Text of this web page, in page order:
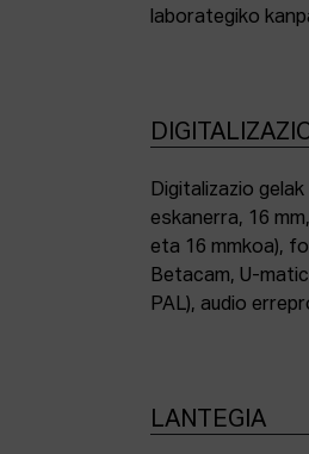
laborategiko
Digitalizazio
eskanerra, 16
eta 16 mmkoa),
Betacam, U-
PAL), audio
LANTEGIA